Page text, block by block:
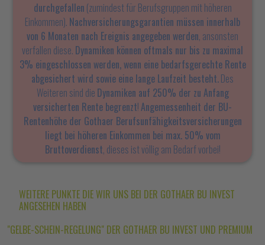
durchgefallen (zumindest für Berufsgruppen mit höheren
Einkommen). Nachversicherungsgarantien müssen innerhalb
von 6 Monaten nach Ereignis angegeben werden, ansonsten
verfallen diese. Dynamiken können oftmals nur bis zu maximal
3% eingeschlossen werden, wenn eine bedarfsgerechte Rente
abgesichert wird sowie eine lange Laufzeit besteht.Des
Weiteren sind die Dynamiken auf 250% der zu Anfang
versicherten Rente begrenzt!Angemessenheit der BU-
Rentenhöhe der Gothaer Berufsunfähigkeitsversicherungen
liegt bei höheren Einkommen bei max. 50% vom
Bruttoverdienst, dieses ist völlig am Bedarf vorbei!
WEITERE PUNKTE DIE WIR UNS BEI DER GOTHAER BU INVEST
ANGESEHEN HABEN
"GELBE-SCHEIN-REGELUNG" DER GOTHAER BU INVEST UND PREMIUM